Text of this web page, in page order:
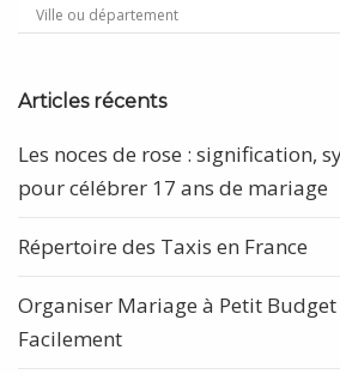
Articles récents
Les noces de rose : signification,
pour célébrer 17 ans de mariage
Répertoire des Taxis en France
Organiser Mariage à Petit
Facilement